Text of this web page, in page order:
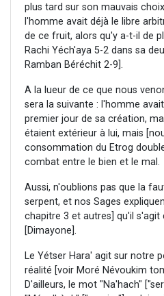
plus tard sur son mauvais
l'homme avait déjà le libre
de ce fruit, alors qu'y a-t-il de
Rachi Yéch'aya 5-2 dans sa
Ramban Béréchit 2-9].
A la lueur de ce que nous
sera la suivante : l'homme
premier jour de sa création,
étaient extérieur à lui, mais
consommation du Etrog
combat entre le bien et le mal.
Aussi, n'oublions pas que la
serpent, et nos Sages
chapitre 3 et autres] qu'il
[Dimayone].
Le Yétser Hara' agit sur notre
réalité [voir Moré Névoukim
D'ailleurs, le mot "Na'hach"